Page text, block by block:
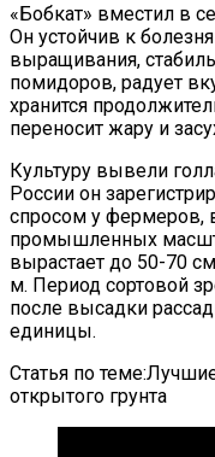
«Бобкат» вместил в
Он устойчив к
выращивания,
помидоров, радует
хранится
переносит жару и
Культуру вывели
России он
спросом у
промышленных
вырастает до 50-70
м. Период сортовой
после высадки
единицы.
Статья по
открытого грунта